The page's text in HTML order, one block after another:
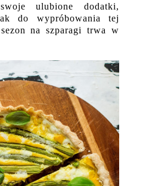
ulubione dodatki,
do wypróbowania tej
na szparagi trwa w